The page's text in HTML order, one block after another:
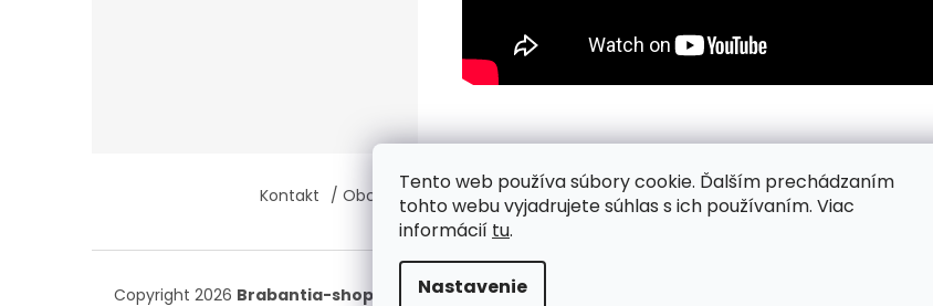
Tento web používa súbory cookie. Ďalším prechádzaním
tohto webu vyjadrujete súhlas s ich používaním. Viac
informácií tu.
Nastavenie
Kontakt / Obchodné podmienky / Podmienky ochrany osobných údajov / Reklamacia
Copyright 2026 Brabantia-shop.sk . Všetky práva vyhradené.